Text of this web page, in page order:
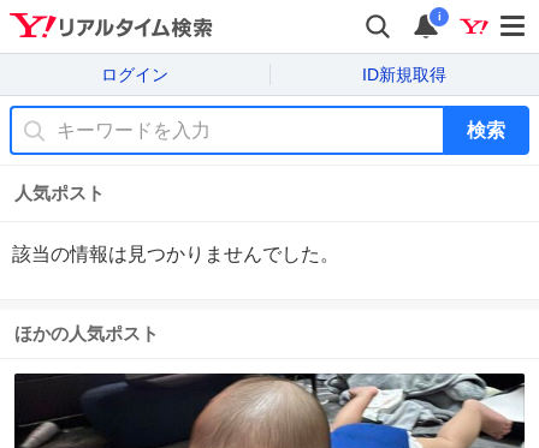
i
ログイン ID新規取得
検索
人気ポスト
該当の情報は見つかりませんでした。
ほかの人気ポスト